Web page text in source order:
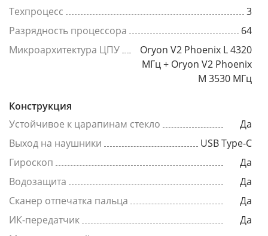
Техпроцесс
3
Разрядность процессора
64
Микроархитектура ЦПУ
Oryon V2 Phoenix L 4320
МГц + Oryon V2 Phoenix
M 3530 МГц
Конструкция
Устойчивое к царапинам стекло
Да
Выход на наушники
USB Type-C
Гироскоп
Да
Водозащита
Да
Сканер отпечатка пальца
Да
ИК-передатчик
Да